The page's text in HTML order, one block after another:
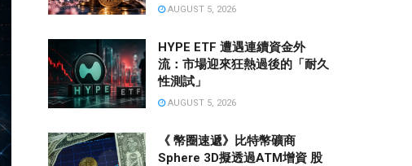
AUGUST 5, 2026
HYPE ETF 遭遇連續資金外
流：市場迎來狂熱過後的「耐久
性測試」
AUGUST 5, 2026
《 幣圈速遞》比特幣礦商
Sphere 3D擬透過ATM增資 股